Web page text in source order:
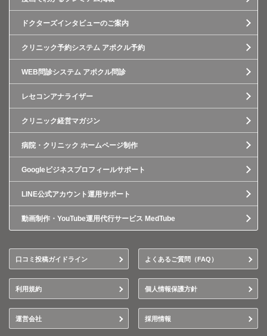
ドクターズインタビューのご案内
クリニック予約システム アポクル予約
WEB問診システム アポクル問診
レセコンアナライザー
クリニック経営マガジン
病院・クリニック ホームページ制作
Googleビジネスプロフィールサポート
LINE公式アカウント運用サポート
動画制作・YouTube運用代行サービス MedTube
口コミ投稿ガイドライン よくあるご質問（FAQ）
利用規約 個人情報保護方針
運営会社 採用情報